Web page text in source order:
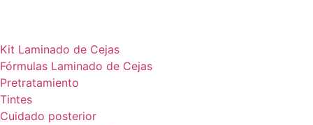
Kit Laminado de Cejas
Fórmulas Laminado de Cejas
Pretratamiento
Tintes
Cuidado posterior